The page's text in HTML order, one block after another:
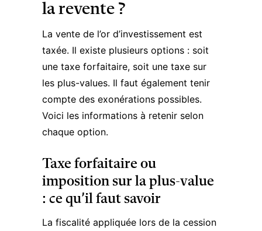
la revente ?
La vente de l’or d’investissement est
taxée. Il existe plusieurs options : soit
une taxe forfaitaire, soit une taxe sur
les plus-values. Il faut également tenir
compte des exonérations possibles.
Voici les informations à retenir selon
chaque option.
Taxe forfaitaire ou
imposition sur la plus-value
: ce qu’il faut savoir
La fiscalité appliquée lors de la cession